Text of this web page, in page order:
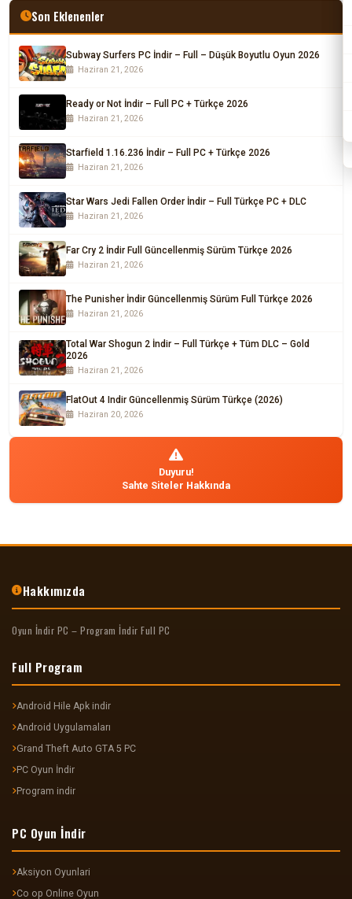
Son Eklenenler
Subway Surfers PC İndir – Full – Düşük Boyutlu Oyun 2026
Haziran 21, 2026
Ready or Not İndir – Full PC + Türkçe 2026
Haziran 21, 2026
Starfield 1.16.236 İndir – Full PC + Türkçe 2026
Haziran 21, 2026
Star Wars Jedi Fallen Order İndir – Full Türkçe PC + DLC
Haziran 21, 2026
Far Cry 2 İndir Full Güncellenmiş Sürüm Türkçe 2026
Haziran 21, 2026
The Punisher İndir Güncellenmiş Sürüm Full Türkçe 2026
Haziran 21, 2026
Total War Shogun 2 İndir – Full Türkçe + Tüm DLC – Gold
2026
Haziran 21, 2026
FlatOut 4 Indir Güncellenmiş Sürüm Türkçe (2026)
Haziran 20, 2026
Duyuru!
Sahte Siteler Hakkında
Hakkımızda
Oyun İndir PC – Program İndir Full PC
Full Program
Android Hile Apk indir
Android Uygulamaları
Grand Theft Auto GTA 5 PC
PC Oyun İndir
Program indir
PC Oyun İndir
Aksiyon Oyunlari
Co op Online Oyun